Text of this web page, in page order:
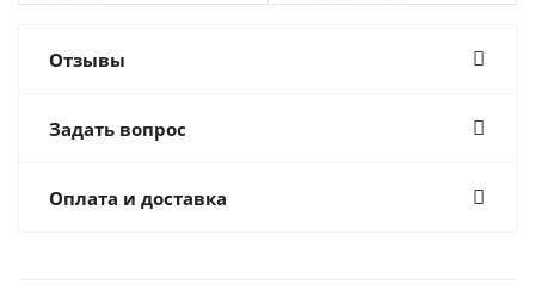
Отзывы
Задать вопрос
Оплата и доставка